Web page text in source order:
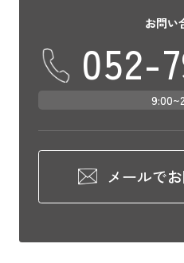
お問い
052-
メールで